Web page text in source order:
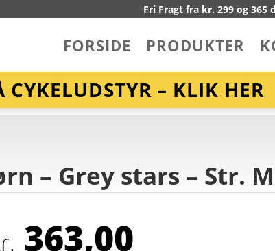
Fri Fragt fra kr. 299 og 365
FORSIDE PRODUKTER
– KLIK HER
– Grey stars – Str. M
363,00